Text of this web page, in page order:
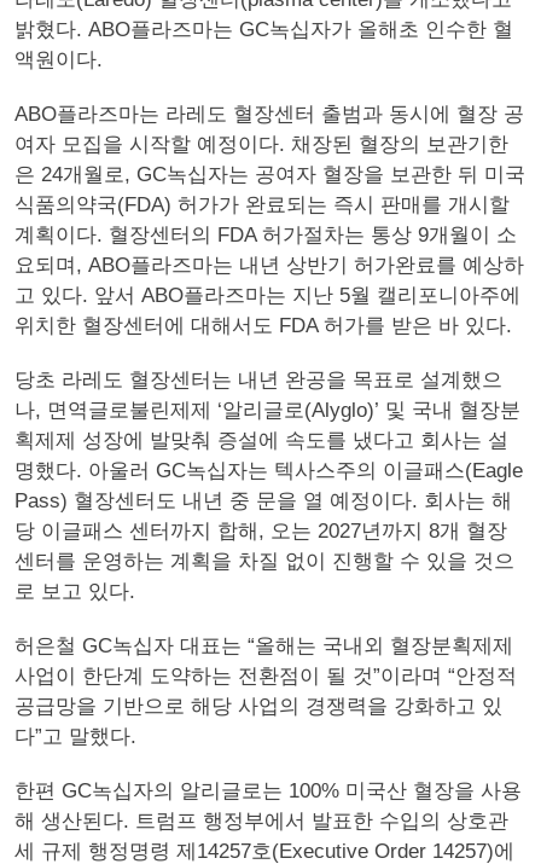
밝혔다. ABO플라즈마는 GC녹십자가 올해초 인수한 혈
액원이다.
ABO플라즈마는 라레도 혈장센터 출범과 동시에 혈장 공
여자 모집을 시작할 예정이다. 채장된 혈장의 보관기한
은 24개월로, GC녹십자는 공여자 혈장을 보관한 뒤 미국
식품의약국(FDA) 허가가 완료되는 즉시 판매를 개시할
계획이다. 혈장센터의 FDA 허가절차는 통상 9개월이 소
요되며, ABO플라즈마는 내년 상반기 허가완료를 예상하
고 있다. 앞서 ABO플라즈마는 지난 5월 캘리포니아주에
위치한 혈장센터에 대해서도 FDA 허가를 받은 바 있다.
당초 라레도 혈장센터는 내년 완공을 목표로 설계했으
나, 면역글로불린제제 ‘알리글로(Alyglo)’ 및 국내 혈장분
획제제 성장에 발맞춰 증설에 속도를 냈다고 회사는 설
명했다. 아울러 GC녹십자는 텍사스주의 이글패스(Eagle
Pass) 혈장센터도 내년 중 문을 열 예정이다. 회사는 해
당 이글패스 센터까지 합해, 오는 2027년까지 8개 혈장
센터를 운영하는 계획을 차질 없이 진행할 수 있을 것으
로 보고 있다.
허은철 GC녹십자 대표는 “올해는 국내외 혈장분획제제
사업이 한단계 도약하는 전환점이 될 것”이라며 “안정적
공급망을 기반으로 해당 사업의 경쟁력을 강화하고 있
다”고 말했다.
한편 GC녹십자의 알리글로는 100% 미국산 혈장을 사용
해 생산된다. 트럼프 행정부에서 발표한 수입의 상호관
세 규제 행정명령 제14257호(Executive Order 14257)에